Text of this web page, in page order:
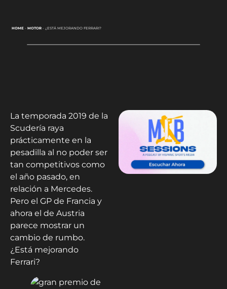
HOME- MOTOR- ¿ESTÁ MEJORANDO FERRARI?
La temporada 2019 de la
Scudería raya
prácticamente en la
pesadilla al no poder ser
tan competitivos como
el año pasado, en
relación a Mercedes.
Pero el GP de Francia y
ahora el de Austria
parece mostrar un
cambio de rumbo.
¿Está mejorando
Ferrari?